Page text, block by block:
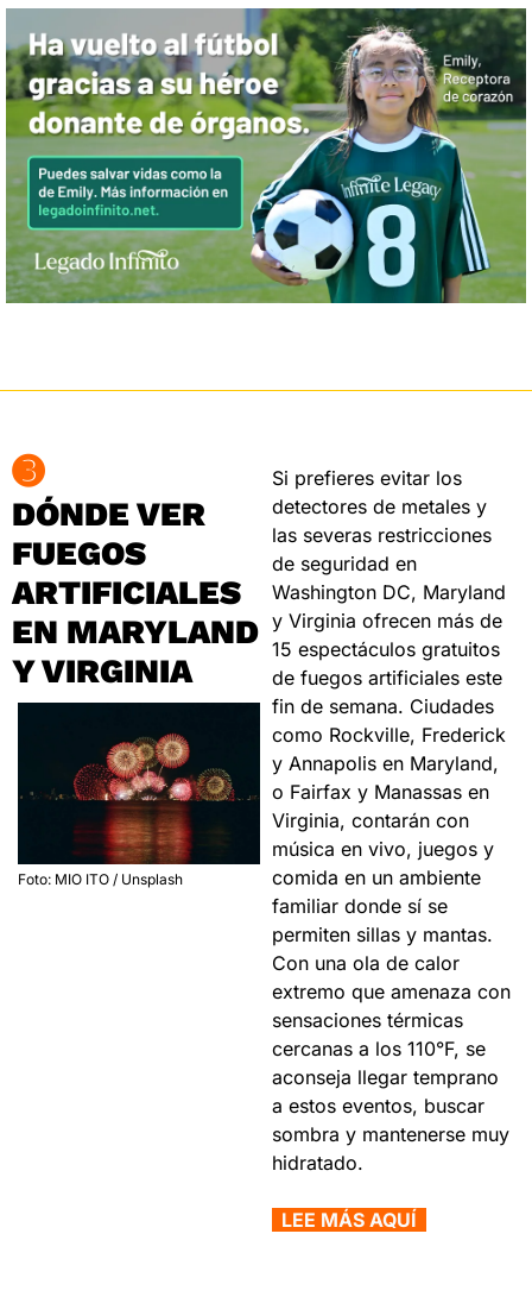
➌
DÓNDE VER
FUEGOS
ARTIFICIALES
EN MARYLAND
Y VIRGINIA
Foto: MIO ITO / Unsplash
Si prefieres evitar los
detectores de metales y
las severas restricciones
de seguridad en
Washington DC, Maryland
y Virginia ofrecen más de
15 espectáculos gratuitos
de fuegos artificiales este
fin de semana. Ciudades
como Rockville, Frederick
y Annapolis en Maryland,
o Fairfax y Manassas en
Virginia, contarán con
música en vivo, juegos y
comida en un ambiente
familiar donde sí se
permiten sillas y mantas.
Con una ola de calor
extremo que amenaza con
sensaciones térmicas
cercanas a los 110°F, se
aconseja llegar temprano
a estos eventos, buscar
sombra y mantenerse muy
hidratado.
  LEE MÁS AQUÍ